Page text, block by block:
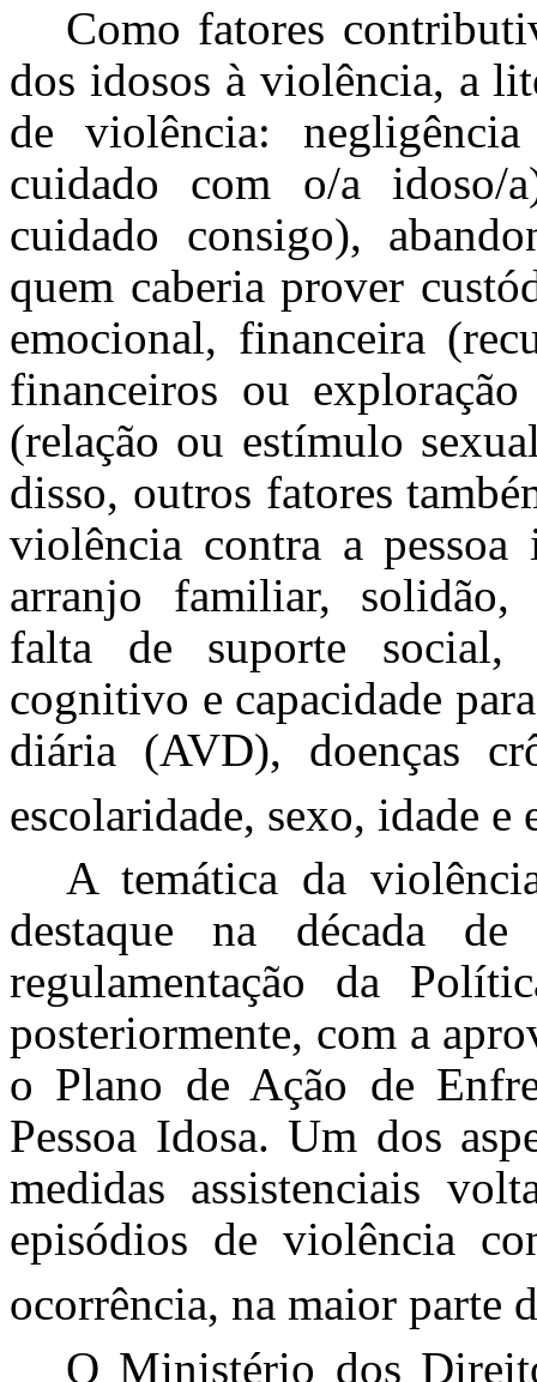
Como fatores
dos idosos à violência, a
de violência:
cuidado com o/a idoso/
cuidado consigo),
quem caberia prover
emocional, financeira
financeiros ou
(relação ou estímulo
disso, outros fatores
violência contra a pessoa
arranjo familiar, solidão,
falta de suporte social,
cognitivo e capacidade
diária (AVD), doenças
escolaridade, sexo, idade e
A temática da
destaque na década
regulamentação da
posteriormente, com a
o Plano de Ação de
Pessoa Idosa. Um dos
medidas assistenciais
episódios de violência
ocorrência, na maior parte
O Ministério dos